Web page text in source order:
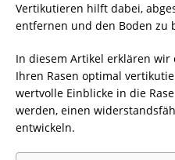
Vertikutieren hilft dabei,
entfernen und den Boden zu
In diesem Artikel erklären
Ihren Rasen optimal
wertvolle Einblicke in die
werden, einen
entwickeln.